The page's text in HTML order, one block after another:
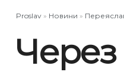
Proslav » Новини »
Через